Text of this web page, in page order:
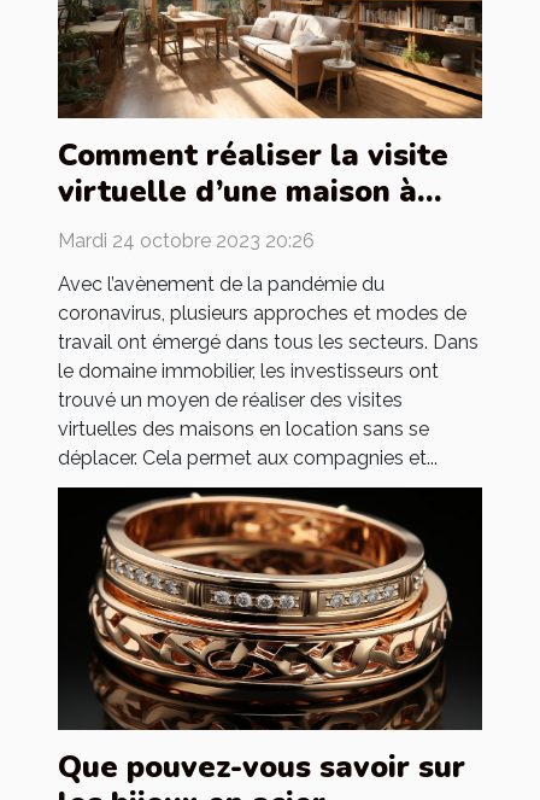
Comment réaliser la visite
virtuelle d’une maison à
louer ?
Mardi 24 octobre 2023 20:26
Avec l’avènement de la pandémie du
coronavirus, plusieurs approches et modes de
travail ont émergé dans tous les secteurs. Dans
le domaine immobilier, les investisseurs ont
trouvé un moyen de réaliser des visites
virtuelles des maisons en location sans se
déplacer. Cela permet aux compagnies et...
Que pouvez-vous savoir sur